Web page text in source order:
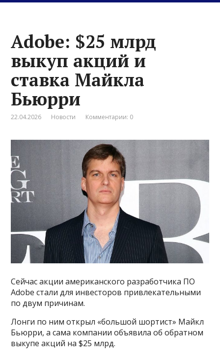
Adobe: $25 млрд
выкуп акций и
ставка Майкла
Бьюрри
22.04.2026 Новости Комментарии: 0
Сейчас акции американского разработчика ПО
Adobe стали для инвесторов привлекательными
по двум причинам.
Лонги по ним открыл «большой шортист» Майкл
Бьюрри, а сама компании объявила об обратном
выкупе акций на $25 млрд.